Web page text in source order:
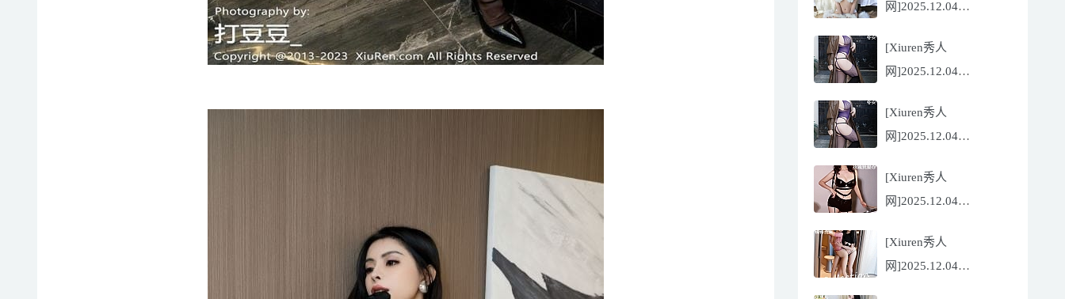
网]2025.12.04
[56P/602.69MB]
[Xiuren秀人
网]2025.12.04
[71P/960.78MB]
[Xiuren秀人
网]2025.12.04
[71P/960.78MB]
[Xiuren秀人
网]2025.12.04
[86P/762.32MB]
[Xiuren秀人
网]2025.12.04